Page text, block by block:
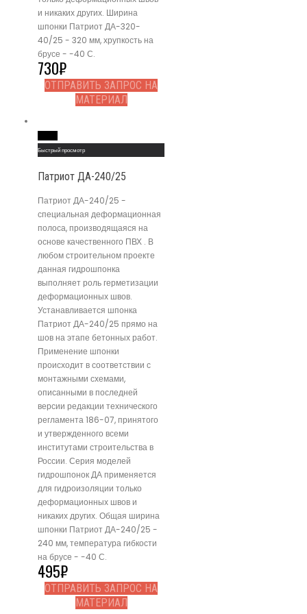
и никаких других. Ширина
шпонки Патриот ДА-320-
40/25 - 320 мм, хрупкость на
брусе - -40 С.
730₽
ОТПРАВИТЬ ЗАПРОС НА
МАТЕРИАЛ
Быстрый просмотр
Патриот ДА-240/25
Патриот ДА-240/25 -
специальная деформационная
полоса, производящаяся на
основе качественного ПВХ . В
любом строительном проекте
данная гидрошпонка
выполняет роль герметизации
деформационных швов.
Устанавливается шпонка
Патриот ДА-240/25 прямо на
шов на этапе бетонных работ.
Применение шпонки
происходит в соответствии с
монтажными схемами,
описанными в последней
версии редакции технического
регламента 186-07, принятого
и утвержденного всеми
институтами строительства в
России. Серия моделей
гидрошпонок ДА применяется
для гидроизоляции только
деформационных швов и
никаких других. Общая ширина
шпонки Патриот ДА-240/25 -
240 мм, температура гибкости
на брусе - -40 С.
495₽
ОТПРАВИТЬ ЗАПРОС НА
МАТЕРИАЛ